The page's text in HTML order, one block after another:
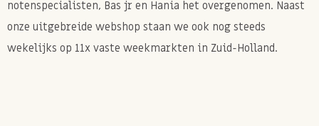
notenspecialisten, Bas jr en Hania het overgenomen. Naast
onze uitgebreide webshop staan we ook nog steeds
wekelijks op 11x vaste weekmarkten in Zuid-Holland.